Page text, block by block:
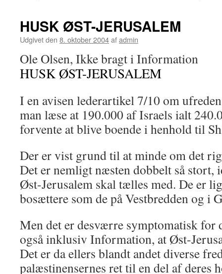
HUSK ØST-JERUSALEM
Udgivet den 8. oktober 2004afadmin
Ole Olsen, Ikke bragt i Information
HUSK ØST-JERUSALEM
I en avisen lederartikel 7/10 om
man læse at 190.000 af Israels ialt
forvente at blive boende i henhold til
Der er vist grund til at minde om det
Det er nemligt næsten dobbelt så stort,
Øst-Jerusalem skal tælles med. De er
bosættere som de på Vestbredden og i
Men det er desværre symptomatisk for
også inklusiv Information, at Øst-
Det er da ellers blandt andet diverse
palæstinensernes ret til en del af deres